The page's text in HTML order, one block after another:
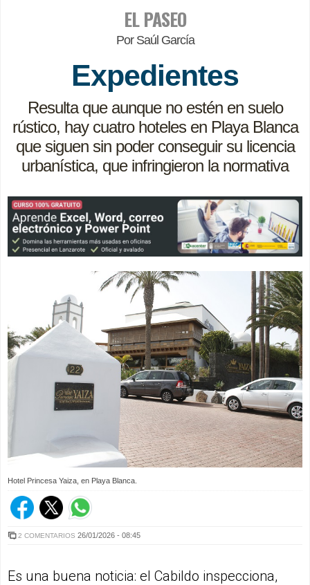
EL PASEO
Por Saúl García
Expedientes
Resulta que aunque no estén en suelo
rústico, hay cuatro hoteles en Playa Blanca
que siguen sin poder conseguir su licencia
urbanística, que infringieron la normativa
Hotel Princesa Yaiza, en Playa Blanca.
2 COMENTARIOS 26/01/2026 - 08:45
Es una buena noticia: el Cabildo inspecciona,